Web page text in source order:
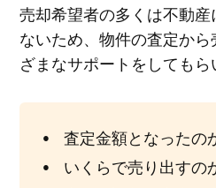
売却希望者の多くは不動産
ないため、物件の査定か
ざまなサポートをしてもら
査定金額となったの
いくらで売り出すの